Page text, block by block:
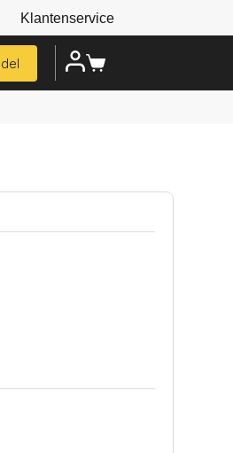
Klantenservice